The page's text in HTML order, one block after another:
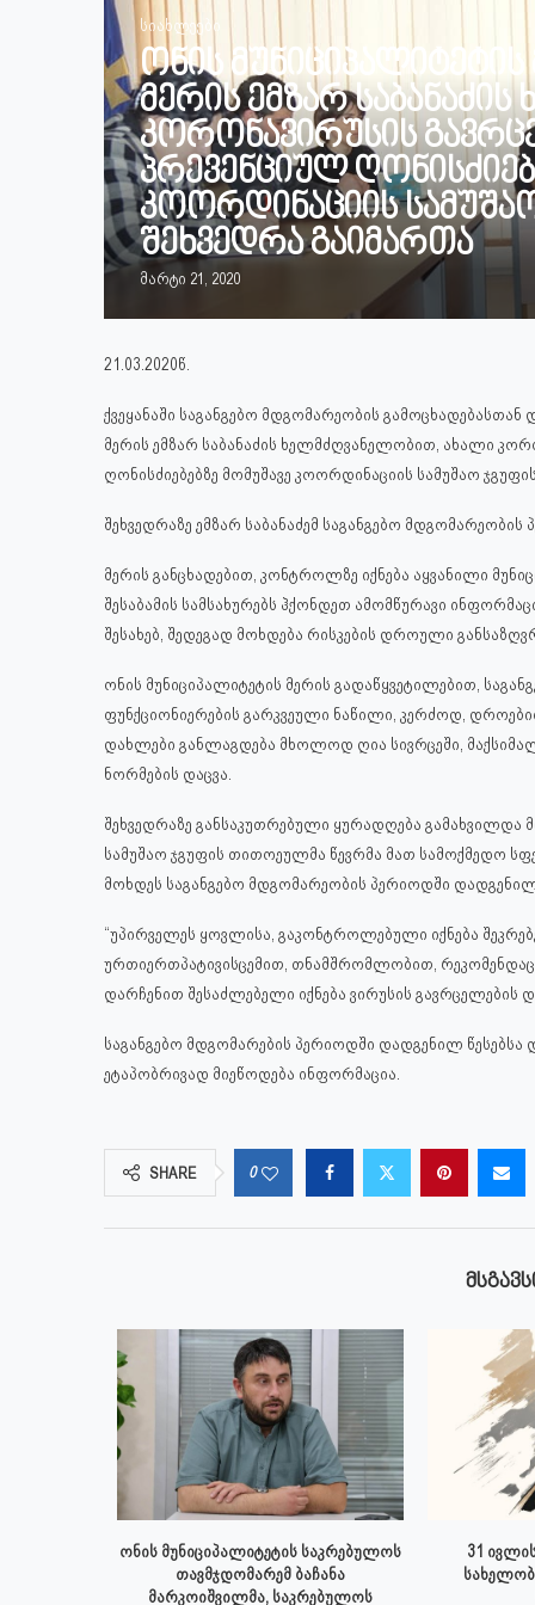
სიახლეები
ონის
მერის ემზარ
კორონავირუსის
პრევენციულ
კოორდინაციის
შეხვედრა გაიმართა
მარტი 21, 2020
21.03.2020წ.
ქვეყანაში საგანგებო მდგომარეობის
მერის ემზარ საბანაძის ხელმძღვანელობით, ახალი
ღონისძიებებზე მომუშავე კოორდინაციის სამუშაო
შეხვედრაზე ემზარ საბანაძემ საგანგებო მდგომარეობის
მერის განცხადებით, კონტროლზე იქნება აყვანილი
შესაბამის სამსახურებს ჰქონდეთ ამომწურავი
შესახებ, შედეგად მოხდება რისკების დროული
ონის მუნიციპალიტეტის მერის გადაწყვეტილებით,
ფუნქციონიერების გარკვეული ნაწილი, კერძოდ,
დახლები განლაგდება მხოლოდ ღია სივრცეში,
ნორმების დაცვა.
შეხვედრაზე განსაკუთრებული ყურადღება
სამუშაო ჯგუფის თითოეულმა წევრმა მათ სამოქმედო
მოხდეს საგანგებო მდგომარეობის პერიოდში
“უპირველეს ყოვლისა, გაკონტროლებული იქნება
ურთიერთპატივისცემით, თნამშრომლობით,
დარჩენით შესაძლებელი იქნება ვირუსის გავრცელების
საგანგებო მდგომარების პერიოდში დადგენილ
ეტაპობრივად მიეწოდება ინფორმაცია.
SHARE 0
ონის მუნიციპალიტეტის საკრებულოს
თავმჯდომარემ ბაჩანა
მარკოიშვილმა, საკრებულოს
31